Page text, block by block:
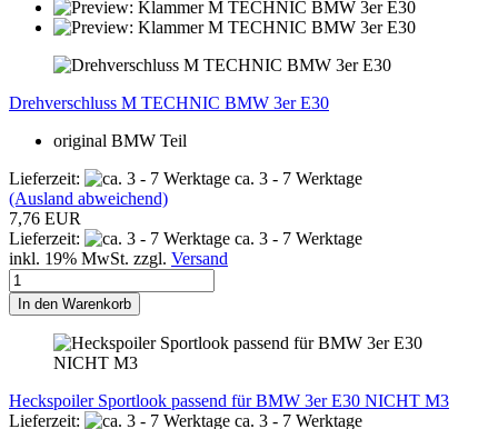
Drehverschluss M TECHNIC BMW 3er E30
original BMW Teil
Lieferzeit:
ca. 3 - 7 Werktage
(Ausland abweichend)
7,76 EUR
Lieferzeit:
ca. 3 - 7 Werktage
inkl. 19% MwSt. zzgl. Versand
In den Warenkorb
Heckspoiler Sportlook passend für BMW 3er E30 NICHT M3
Lieferzeit:
ca. 3 - 7 Werktage